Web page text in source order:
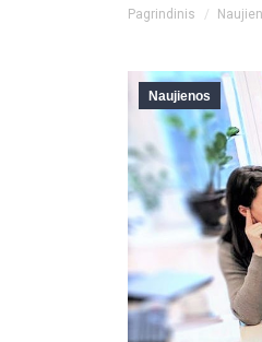
You are here:
Pagrindinis
Naujienos